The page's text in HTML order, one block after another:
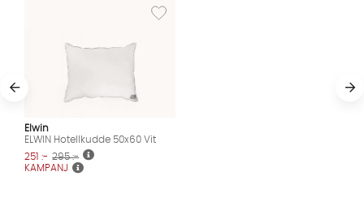
Lägg till i önskelista: ELWIN Hotellkudde
Elwin
ELWIN Hotellkudde 50x60 Vit
KAMPANJ
251 :- 295 :-